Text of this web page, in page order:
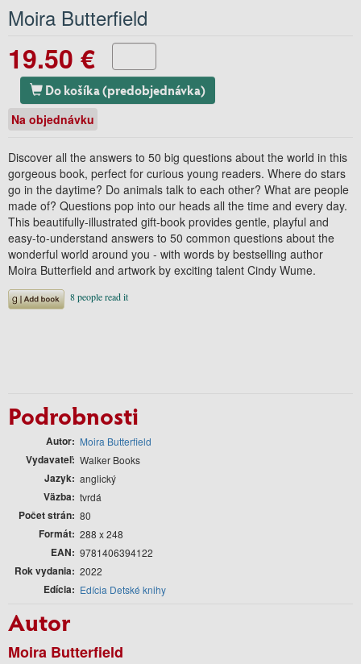
Moira Butterfield
19.50 €
Do košíka (predobjednávka)
Na objednávku
Discover all the answers to 50 big questions about the world in this
gorgeous book, perfect for curious young readers. Where do stars
go in the daytime? Do animals talk to each other? What are people
made of? Questions pop into our heads all the time and every day.
This beautifully-illustrated gift-book provides gentle, playful and
easy-to-understand answers to 50 common questions about the
wonderful world around you - with words by bestselling author
Moira Butterfield and artwork by exciting talent Cindy Wume.
Podrobnosti
Autor Moira Butterfield
Vydavateľ Walker Books
Jazyk anglický
Väzba tvrdá
Počet strán 80
Formát 288 x 248
EAN 9781406394122
Rok vydania 2022
Edícia Edícia Detské knihy
Autor
Moira Butterfield